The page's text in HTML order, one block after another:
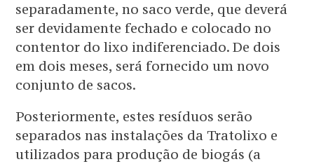
separadamente, no saco verde, que deverá
ser devidamente fechado e colocado no
contentor do lixo indiferenciado. De dois
em dois meses, será fornecido um novo
conjunto de sacos.
Posteriormente, estes resíduos serão
separados nas instalações da Tratolixo e
utilizados para produção de biogás (a